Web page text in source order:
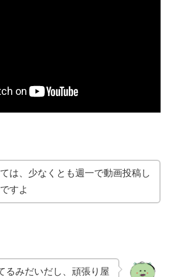
は、少なくとも週一で動画投稿し
すよ
るみだいだし、 頑張り屋